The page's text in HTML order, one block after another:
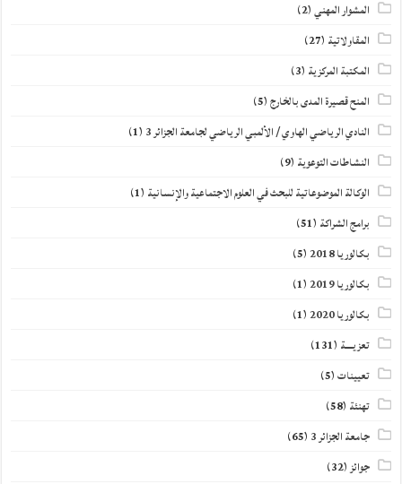
المشوار المهني(2)
المقاولاتية (27)
المكتبة المركزية (3)
المنح قصيرة المدى بالخارج(5)
النادي الرياضي الهاوي / الألمبي الرياضي لجامعة الجزائر 3 (1)
النشاطات التوعوية (9)
الوكالة الموضوعاتية للبحث في العلوم الاجتماعية والإنسانية (1)
برامج الشراكة (51)
بكالوريا 2018
(5)
بكالوريا 2019
(1)
بكالوريا 2020
(1)
تعزيــــة (131)
تعيينات(5)
تهنئة (58)
جامعة الجزائر 3 (65)
جوائز(32)